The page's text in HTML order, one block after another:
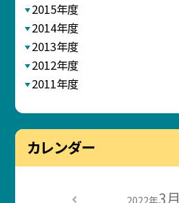
2015年度
2014年度
2013年度
2012年度
2011年度
カレンダー
3月